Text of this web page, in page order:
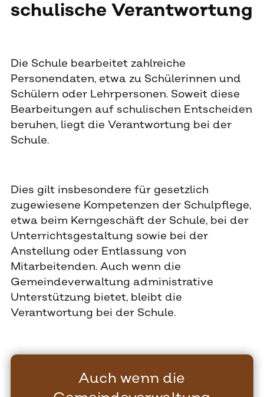
schulische Verantwortung
Die Schule bearbeitet zahlreiche
Personendaten, etwa zu Schülerinnen und
Schülern oder Lehrpersonen. Soweit diese
Bearbeitungen auf schulischen Entscheiden
beruhen, liegt die Verantwortung bei der
Schule.
Dies gilt insbesondere für gesetzlich
zugewiesene Kompetenzen der Schulpflege,
etwa beim Kerngeschäft der Schule, bei der
Unterrichtsgestaltung sowie bei der
Anstellung oder Entlassung von
Mitarbeitenden. Auch wenn die
Gemeindeverwaltung administrative
Unterstützung bietet, bleibt die
Verantwortung bei der Schule.
Auch wenn die